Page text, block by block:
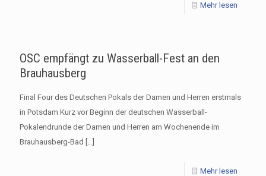
Mehr lesen
OSC empfängt zu Wasserball-Fest an den
Brauhausberg
Final Four des Deutschen Pokals der Damen und Herren erstmals
in Potsdam Kurz vor Beginn der deutschen Wasserball-
Pokalendrunde der Damen und Herren am Wochenende im
Brauhausberg-Bad […]
Mehr lesen